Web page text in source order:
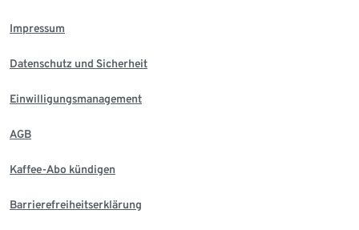
Impressum
Datenschutz und Sicherheit
Einwilligungsmanagement
AGB
Kaffee-Abo kündigen
Barrierefreiheitserklärung